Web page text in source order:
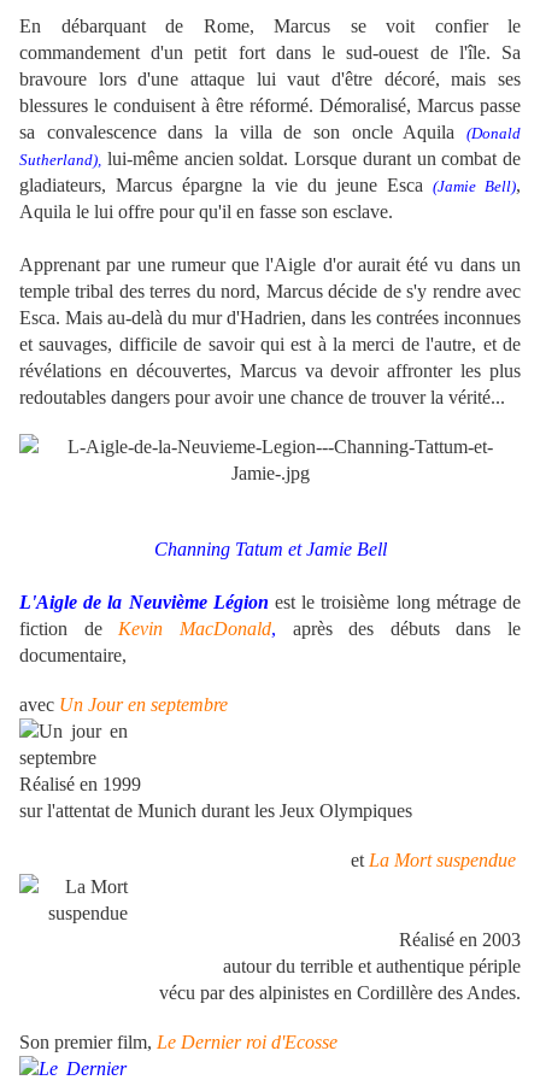
En débarquant de Rome, Marcus se voit confier le
commandement d'un petit fort dans le sud-ouest de l'île. Sa
bravoure lors d'une attaque lui vaut d'être décoré, mais ses
blessures le conduisent à être réformé. Démoralisé, Marcus passe
sa convalescence dans la villa de son oncle Aquila
(Donald
Sutherland), lui-même ancien soldat. Lorsque durant un combat de
gladiateurs, Marcus épargne la vie du jeune Esca (Jamie Bell),
Aquila le lui offre pour qu'il en fasse son esclave.
Apprenant par une rumeur que l'Aigle d'or aurait été vu dans un
temple tribal des terres du nord, Marcus décide de s'y rendre avec
Esca. Mais au-delà du mur d'Hadrien, dans les contrées inconnues
et sauvages, difficile de savoir qui est à la merci de l'autre, et de
révélations en découvertes, Marcus va devoir affronter les plus
redoutables dangers pour avoir une chance de trouver la vérité...
Channing Tatum et Jamie Bell
L'Aigle de la Neuvième Légion est le troisième long métrage de
fiction de
Kevin MacDonald,
après des débuts dans le
documentaire,
avec Un Jour en septembre
Réalisé en 1999
sur l'attentat de Munich durant les Jeux Olympiques
et La Mort suspendue
Réalisé en 2003
autour du terrible et authentique périple
vécu par des alpinistes en Cordillère des Andes.
Son premier film, Le Dernier roi d'Ecosse